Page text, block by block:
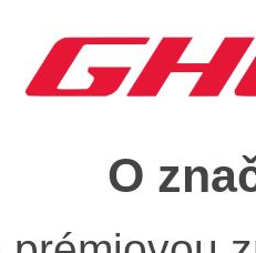
O